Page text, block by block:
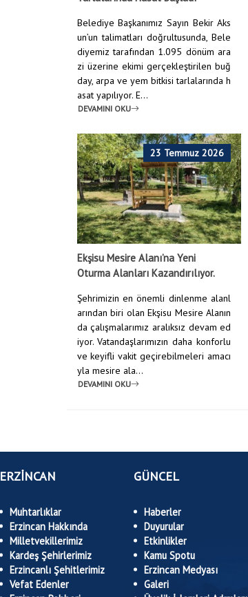
Belediye Başkanımız Sayın Bekir Aks
un’un talimatları doğrultusunda, Bele
diyemiz tarafından 1.095 dönüm ara
zi üzerine ekimi gerçekleştirilen buğ
day, arpa ve yem bitkisi tarlalarında h
asat yapılıyor. E...
DEVAMINI OKU
23 Temmuz 2026
Ekşisu Mesire Alanı’na Yeni
Oturma Alanları Kazandırılıyor.
Şehrimizin en önemli dinlenme alanl
arından biri olan Ekşisu Mesire Alanın
da çalışmalarımız aralıksız devam ed
iyor. Vatandaşlarımızın daha konforlu
ve keyifli vakit geçirebilmeleri amacı
yla mesire ala...
DEVAMINI OKU
ERZİNCAN
Muhtarlıklar
Erzincan Hakkında
Milletvekillerimiz
Kardeş Şehirlerimiz
Erzincanlı Şehitlerimiz
Vefat Edenler
GÜNCEL
Haberler
Duyurular
Etkinlikler
Kamu Spotu
Erzincan Medyası
Galeri